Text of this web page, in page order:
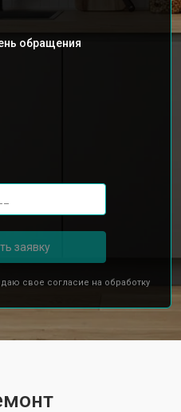
обращения
заявку
свое согласие на обработку